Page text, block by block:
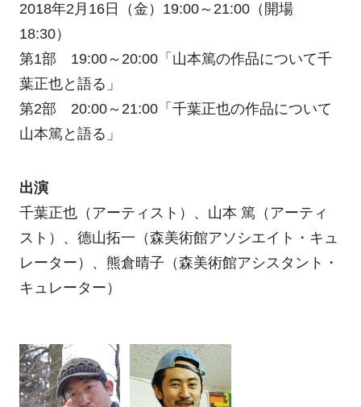
2018年2月16日（金）19:00～21:00（開場
18:30）
第1部 19:00～20:00「山本篤の作品について千
葉正也と語る」
第2部 20:00～21:00「千葉正也の作品について
山本篤と語る」
出演
千葉正也（アーティスト）、山本 篤（アーティ
スト）、德山拓一（森美術館アソシエイト・キュ
レーター）、熊倉晴子（森美術館アシスタント・
キュレーター）